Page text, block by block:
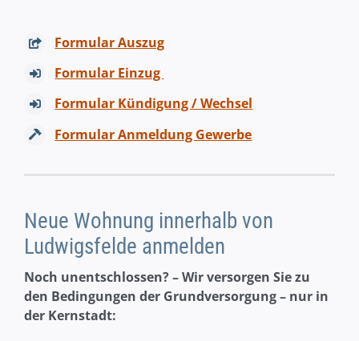
Formular Auszug
Formular Einzug
Formular Kündigung / Wechsel
Formular Anmeldung Gewerbe
Neue Wohnung innerhalb von
Ludwigsfelde anmelden
Noch unentschlossen? – Wir versorgen Sie zu
den Bedingungen der Grundversorgung – nur in
der Kernstadt: